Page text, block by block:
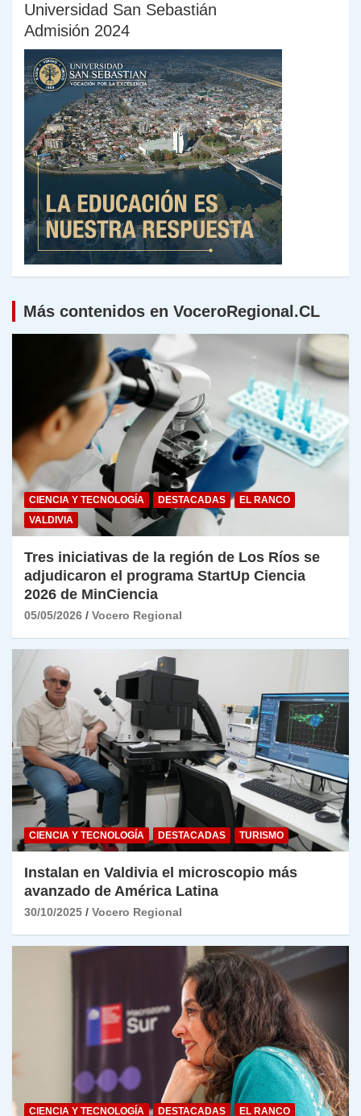
Universidad San Sebastián
Admisión 2024
Más contenidos en VoceroRegional.CL
CIENCIA Y TECNOLOGÍA DESTACADAS
EL RANCO
VALDIVIA
Tres iniciativas de la región de Los Ríos se
adjudicaron el programa StartUp Ciencia
2026 de MinCiencia
05/05/2026 Vocero Regional
CIENCIA Y TECNOLOGÍA DESTACADAS TURISMO
Instalan en Valdivia el microscopio más
avanzado de América Latina
30/10/2025 Vocero Regional
CIENCIA Y TECNOLOGÍA DESTACADAS EL RANCO